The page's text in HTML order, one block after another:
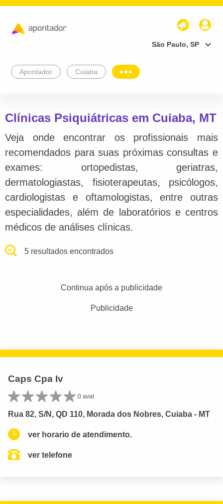
São Paulo, SP
Apontador Cuiaba
Clínicas Psiquiátricas em Cuiaba, MT
Veja onde encontrar os profissionais mais
recomendados para suas próximas consultas e
exames: ortopedistas, geriatras,
dermatologiastas, fisioterapeutas, psicólogos,
cardiologistas e oftamologistas, entre outras
especialidades, além de laboratórios e centros
médicos de análises clínicas.
5 resultados encontrados
Continua após a publicidade
Publicidade
Caps Cpa Iv
0 aval.
Rua 82, S/N, QD 110, Morada dos Nobres, Cuiaba - MT
ver horario de atendimento.
ver telefone